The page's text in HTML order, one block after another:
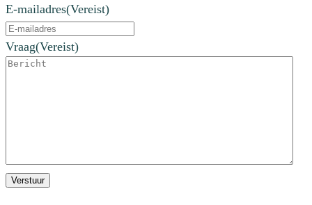
E-mailadres(Vereist)
Vraag(Vereist)
Verstuur